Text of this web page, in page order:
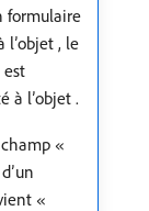
formulaire
l’objet , le
à l’objet .
«
«